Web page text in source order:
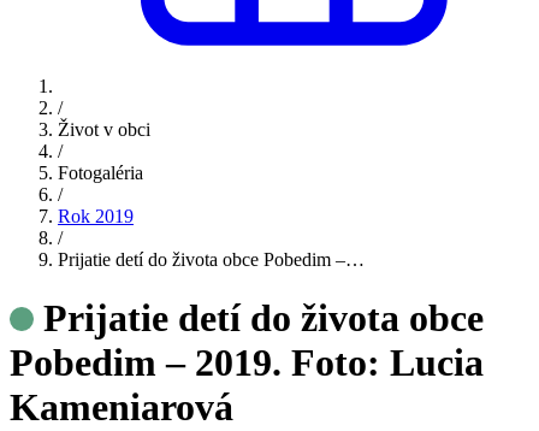
/
Život v obci
/
Fotogaléria
/
Rok 2019
/
Prijatie detí do života obce Pobedim –…
Prijatie detí do života obce
Pobedim – 2019. Foto: Lucia
Kameniarová